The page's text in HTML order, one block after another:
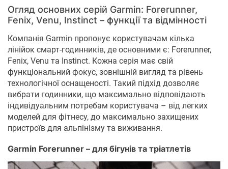
Огляд основних серій Garmin: Forerunner,
Fenix, Venu, Instinct – функції та відмінності
Компанія Garmin пропонує користувачам кілька
лінійок смарт-годинників, де основними є: Forerunner,
Fenix, Venu та Instinct. Кожна серія має свій
функціональний фокус, зовнішній вигляд та рівень
технологічної оснащеності. Такий підхід дозволяє
вибрати годинники, що максимально відповідають
індивідуальним потребам користувача – від легких
моделей для фітнесу, до максимально захищених
пристроїв для альпінізму та виживання.
Garmin Forerunner – для бігунів та тріатлетів